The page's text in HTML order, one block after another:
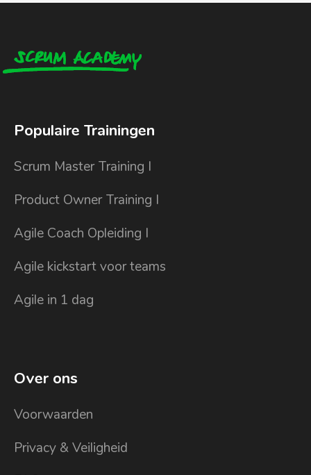
Populaire Trainingen
Scrum Master Training I
Product Owner Training I
Agile Coach Opleiding I
Agile kickstart voor teams
Agile in 1 dag
Over ons
Voorwaarden
Privacy & Veiligheid